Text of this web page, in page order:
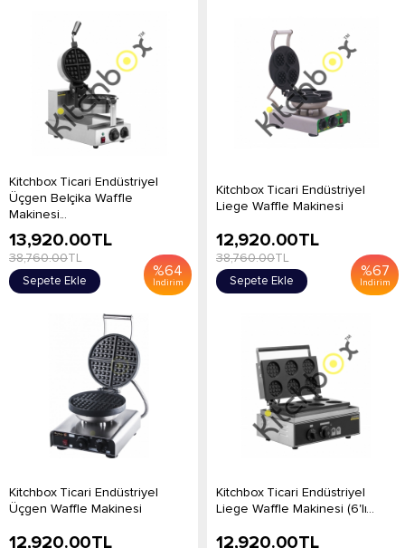
Kitchbox Ticari Endüstriyel
Üçgen Belçika Waffle
Makinesi...
%64
İndirim
13,920.00TL
38,760.00TL
Sepete Ekle
Kitchbox Ticari Endüstriyel
Liege Waffle Makinesi
%67
İndirim
12,920.00TL
38,760.00TL
Sepete Ekle
Kitchbox Ticari Endüstriyel
Üçgen Waffle Makinesi
12,920.00TL
Kitchbox Ticari Endüstriyel
Liege Waffle Makinesi (6'lı...
12,920.00TL